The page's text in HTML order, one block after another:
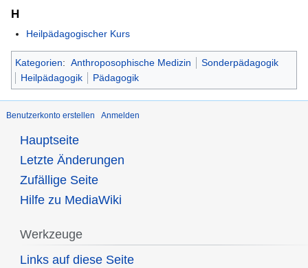
H
Heilpädagogischer Kurs
Kategorien: Anthroposophische Medizin
Sonderpädagogik
Heilpädagogik
Pädagogik
Benutzerkonto erstellen Anmelden
Hauptseite
Letzte Änderungen
Zufällige Seite
Hilfe zu MediaWiki
Werkzeuge
Links auf diese Seite